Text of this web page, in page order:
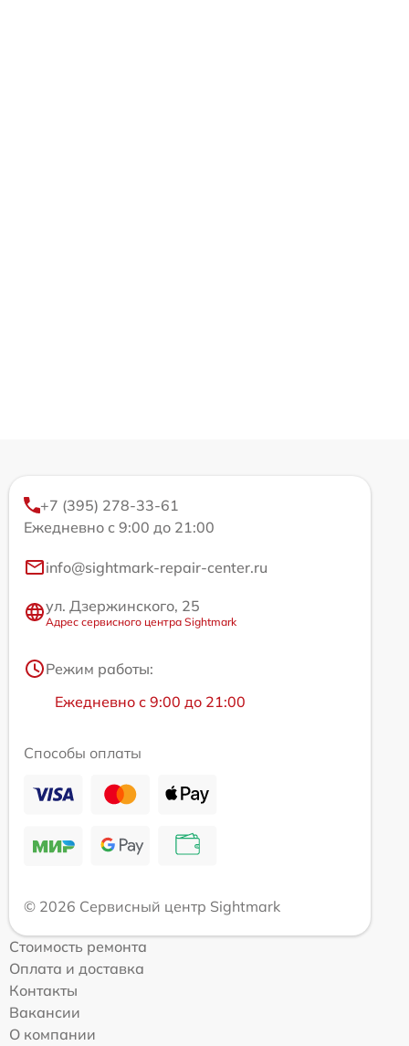
+7 (395) 278-33-61
Ежедневно с 9:00 до 21:00
info@sightmark-repair-center.ru
ул. Дзержинского, 25
Адрес сервисного центра Sightmark
Режим работы:
Ежедневно с 9:00 до 21:00
Способы оплаты
© 2026 Сервисный центр Sightmark
Стоимость ремонта
Оплата и доставка
Контакты
Вакансии
О компании